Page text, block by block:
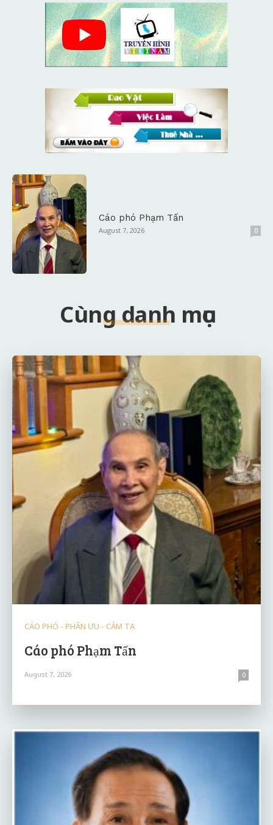
Cáo phó Phạm Tấn
August 7, 2026 0
Cùng danh mục
CÁO PHÓ - PHÂN ƯU - CẢM TẠ
Cáo phó Phạm Tấn
August 7, 2026 0